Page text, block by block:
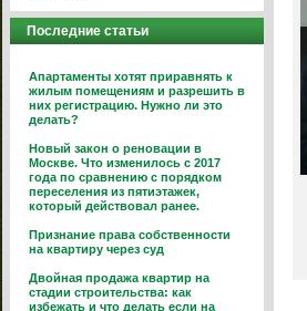
Последние статьи
Апартаменты хотят приравнять к
жилым помещениям и разрешить в
них регистрацию. Нужно ли это
делать?
Новый закон о реновации в
Москве. Что изменилось с 2017
года по сравнению с порядком
переселения из пятиэтажек,
который действовал ранее.
Признание права собственности
на квартиру через суд
Двойная продажа квартир на
стадии строительства: как
избежать и что делать если на